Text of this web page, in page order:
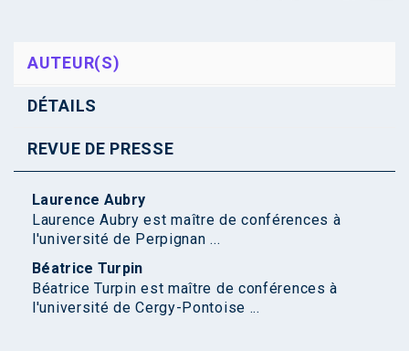
AUTEUR(S)
DÉTAILS
REVUE DE PRESSE
Laurence Aubry
Laurence Aubry est maître de conférences à
l'université de Perpignan ...
Béatrice Turpin
Béatrice Turpin est maître de conférences à
l'université de Cergy-Pontoise ...